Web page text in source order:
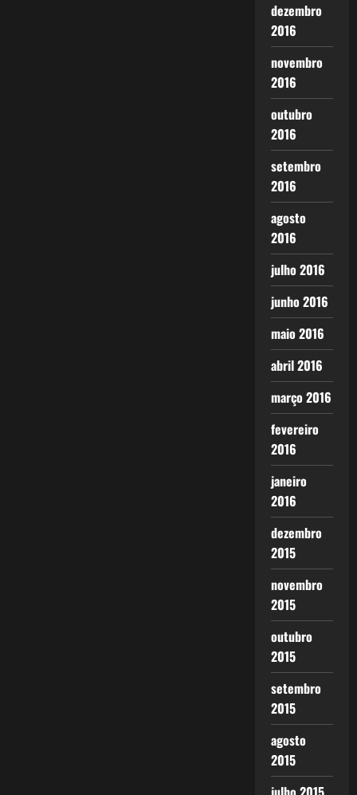
dezembro
2016
novembro
2016
outubro
2016
setembro
2016
agosto
2016
julho 2016
junho 2016
maio 2016
abril 2016
março 2016
fevereiro
2016
janeiro
2016
dezembro
2015
novembro
2015
outubro
2015
setembro
2015
agosto
2015